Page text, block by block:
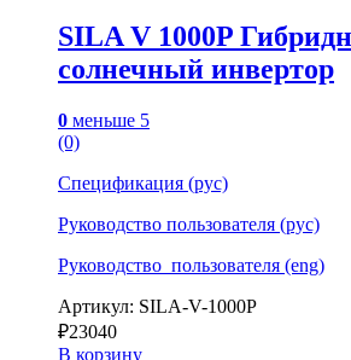
SILA V 1000P
солнечный инвертор
0 меньше 5
(0)
Спецификация (рус)
Руководство пользователя (рус)
Руководство_пользователя (eng)
Артикул: SILA-V-1000P
₽23040
В корзину